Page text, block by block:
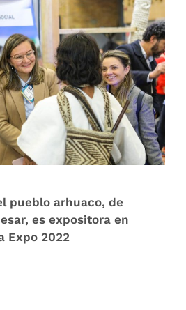
pueblo arhuaco, de
es expositora en
Expo 2022